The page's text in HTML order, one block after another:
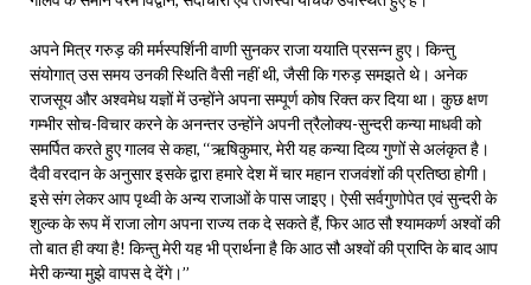
अपने मित्र गरुड़ की मर्मस्पर्शिनी वाणी सुनकर राजा ययाति प्रसन्न हुए। किन्तु
संयोगात् उस समय उनकी स्थिति वैसी नहीं थी, जैसी कि गरुड़ समझते थे। अनेक
राजसूय और अश्वमेध यज्ञों में उन्होंने अपना सम्पूर्ण कोष रिक्त कर दिया था। कुछ क्षण
गम्भीर सोच-विचार करने के अनन्तर उन्होंने अपनी त्रैलोक्य-सुन्दरी कन्या माधवी को
समर्पित करते हुए गालव से कहा, ‘‘ऋषिकुमार, मेरी यह कन्या दिव्य गुणों से अलंकृत है।
दैवी वरदान के अनुसार इसके द्वारा हमारे देश में चार महान राजवंशों की प्रतिष्ठा होगी।
इसे संग लेकर आप पृथ्वी के अन्य राजाओं के पास जाइए। ऐसी सर्वगुणोपेत एवं सुन्दरी के
शुल्क के रूप में राजा लोग अपना राज्य तक दे सकते हैं, फिर आठ सौ श्यामकर्ण अश्वों की
तो बात ही क्या है! किन्तु मेरी यह भी प्रार्थना है कि आठ सौ अश्वों की प्राप्ति के बाद आप
मेरी कन्या मुझे वापस दे देंगे।’’